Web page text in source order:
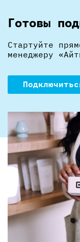
Готовы
Стартуйте
менеджеру